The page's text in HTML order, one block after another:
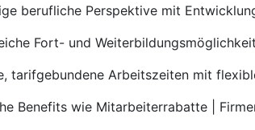
berufliche Perspektive mit
Fort- und
tarifgebundene Arbeitszeiten mit
Benefits wie Mitarbeiterrabatte |